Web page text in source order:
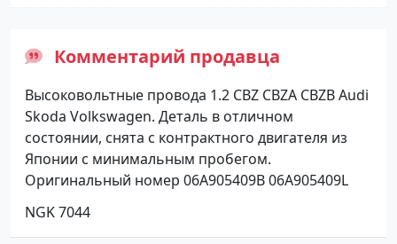
Комментарий продавца
Высоковольтные провода 1.2 CBZ CBZA CBZB Audi
Skoda Volkswagen. Деталь в отличном
состоянии, снята с контрактного двигателя из
Японии с минимальным пробегом.
Оригинальный номер 06A905409B 06A905409L
NGK 7044